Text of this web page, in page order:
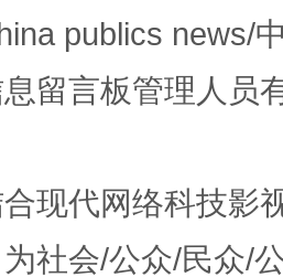
的艺术幻境
publics news/
留言板管理人员
现代网络科技影
社会/公众/民众/